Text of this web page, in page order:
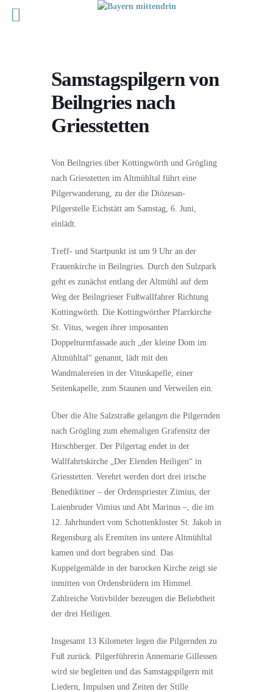
Samstagspilgern von
Beilngries nach
Griesstetten
Von Beilngries über Kottingwörth und Grögling
nach Griesstetten im Altmühltal führt eine
Pilgerwanderung, zu der die Diözesan-
Pilgerstelle Eichstätt am Samstag, 6. Juni,
einlädt.
Treff- und Startpunkt ist um 9 Uhr an der
Frauenkirche in Beilngries. Durch den Sulzpark
geht es zunächst entlang der Altmühl auf dem
Weg der Beilngrieser Fußwallfahrer Richtung
Kottingwörth. Die Kottingwörther Pfarrkirche
St. Vitus, wegen ihrer imposanten
Doppelturmfassade auch „der kleine Dom im
Altmühltal“ genannt, lädt mit den
Wandmalereien in der Vituskapelle, einer
Seitenkapelle, zum Staunen und Verweilen ein.
Über die Alte Salzstraße gelangen die Pilgernden
nach Grögling zum ehemaligen Grafensitz der
Hirschberger. Der Pilgertag endet in der
Wallfahrtskirche „Der Elenden Heiligen“ in
Griesstetten. Verehrt werden dort drei irische
Benediktiner – der Ordenspriester Zimius, der
Laienbruder Vimius und Abt Marinus –, die im
12. Jahrhundert vom Schottenkloster St. Jakob in
Regensburg als Eremiten ins untere Altmühltal
kamen und dort begraben sind. Das
Kuppelgemälde in der barocken Kirche zeigt sie
inmitten von Ordensbrüdern im Himmel.
Zahlreiche Votivbilder bezeugen die Beliebtheit
der drei Heiligen.
Insgesamt 13 Kilometer legen die Pilgernden zu
Fuß zurück. Pilgerführerin Annemarie Gillessen
wird sie begleiten und das Samstagspilgern mit
Liedern, Impulsen und Zeiten der Stille